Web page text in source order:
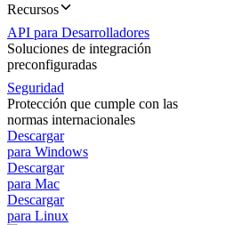
Recursos
API para Desarrolladores
Soluciones de integración
preconfiguradas
Seguridad
Protección que cumple con las
normas internacionales
Descargar
para Windows
Descargar
para Mac
Descargar
para Linux